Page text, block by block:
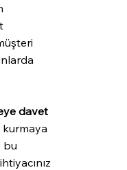
davet
kurmaya
bu